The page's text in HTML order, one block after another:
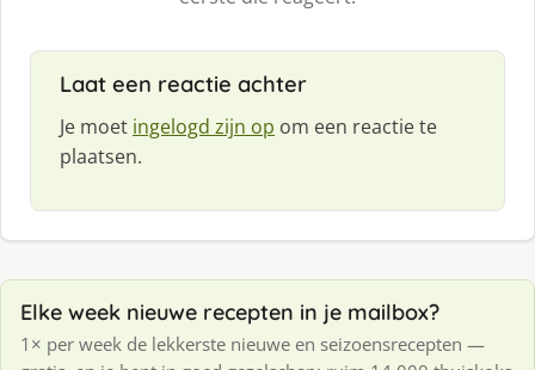
Laat een reactie achter
Je moet ingelogd zijn op om een reactie te
plaatsen.
Elke week nieuwe recepten in je mailbox?
1× per week de lekkerste nieuwe en seizoensrecepten —